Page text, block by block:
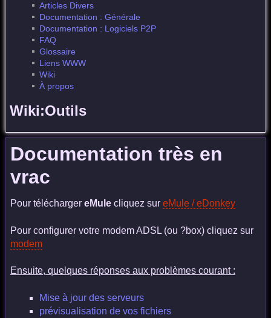
Articles Divers
Documentation : Générale
Documentation : Logiciels P2P
FAQ
Glossaire
Liens WWW
Wiki
À propos
Wiki:Outils
Documentation très en
vrac
Pour télécharger eMule cliquez sur eMule / eDonkey
Pour configurer votre modem ADSL (ou ?box) cliquez sur
modem
Ensuite, quelques réponses aux problèmes courant :
Mise à jour des serveurs
prévisualisation de vos fichiers